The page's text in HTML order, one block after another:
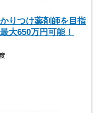
りつけ薬剤師を目指
大650万円可能！